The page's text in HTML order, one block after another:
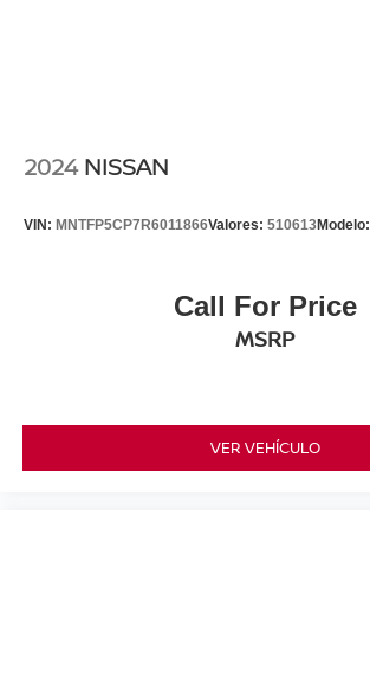
2024 NISSAN
VIN: MNTFP5CP7R6011866Valores: 510613Modelo:
Call For Price
MSRP
VER VEHÍCULO